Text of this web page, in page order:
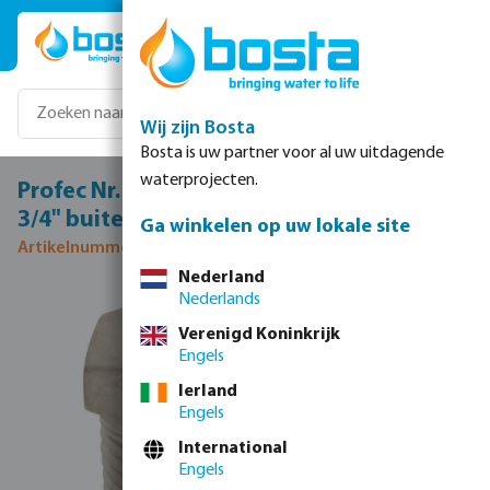
Ga naar de hoofdinhoud
Profec Nr. 241 Verloopring RVS 316 1 1/2" x
3/4" buitendraad x binnendraad 16bar
Artikelnummer 0080097
Afbeeldingengalerij overslaan
Wij zijn Bosta
Bosta is uw partner voor al uw uitdagende
waterprojecten.
Ga winkelen op uw lokale site
Nederland
Nederlands
Verenigd Koninkrijk
Engels
Ierland
Engels
International
Engels